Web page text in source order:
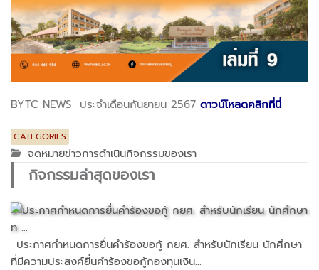
BYTC NEWS ประจำเดือนกันยายน 2567 ดาวน์โหลดคลิกที่นี่
CATEGORIES
จดหมายข่าวการดำเนินกิจกรรมของเรา
กิจกรรมล่าสุดของเรา
ประกาศกำหนดการยื่นคำร้องขอกู้ กยศ. สำหรับนักเรียน นักศึกษา
ที่มีความประสงค์ยื่นคำร้องขอกู้กองทุนเงิน...